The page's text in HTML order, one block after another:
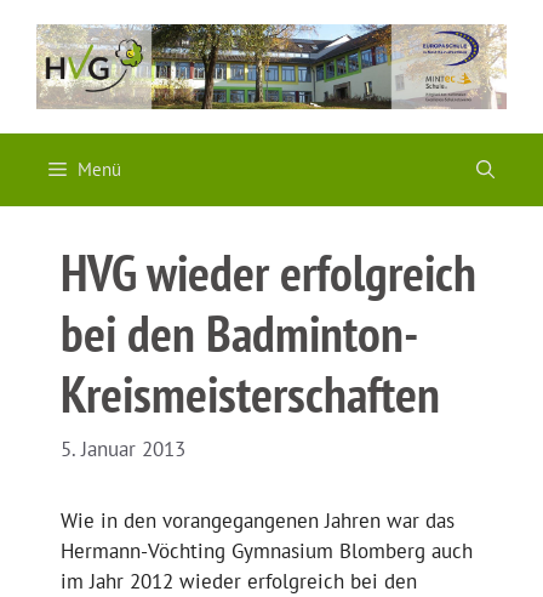
Inhalt
springen
Menü
HVG wieder erfolgreich
bei den Badminton-
Kreismeisterschaften
5. Januar 2013
Wie in den vorangegangenen Jahren war das
Hermann-Vöchting Gymnasium Blomberg auch
im Jahr 2012 wieder erfolgreich bei den